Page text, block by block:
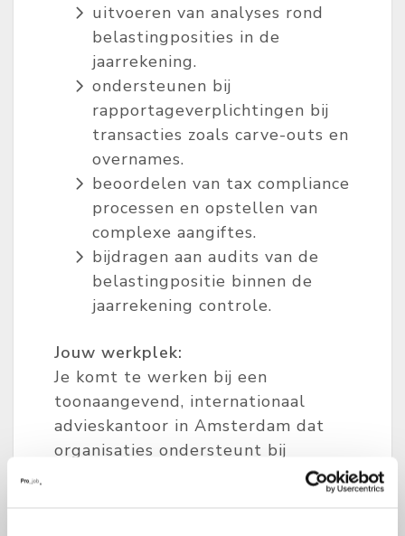
uitvoeren van analyses rond
belastingposities in de
jaarrekening.
ondersteunen bij
rapportageverplichtingen bij
transacties zoals carve-outs en
overnames.
beoordelen van tax compliance
processen en opstellen van
complexe aangiftes.
bijdragen aan audits van de
belastingpositie binnen de
jaarrekening controle.
Jouw werkplek:
Je komt te werken bij een
toonaangevend, internationaal
advieskantoor in Amsterdam dat
organisaties ondersteunt bij
complexe vraagstukken op het
gebied van fiscaliteit, strategie en